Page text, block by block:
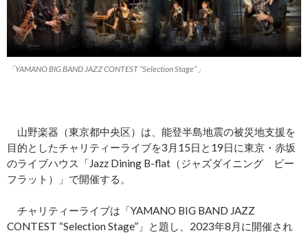
「YAMANO BIG BAND JAZZ CONTEST “Selection Stage”」
山野楽器（東京都中央区）は、能登半島地震の被災地支援を
目的としたチャリティーライブを3月15日と19日に東京・赤坂
のライブハウス「Jazz Dining B-flat（ジャズダイニング ビー
フラット）」で開催する。
チャリティーライブは「YAMANO BIG BAND JAZZ
CONTEST “Selection Stage”」と題し、2023年8月に開催され